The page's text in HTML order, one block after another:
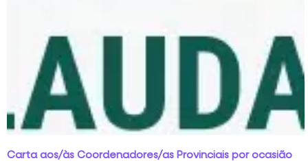
Carta aos/às Coordenadores/as Provinciais por ocasião